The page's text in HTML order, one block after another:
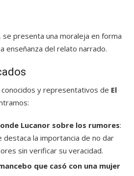
se presenta una moraleja en forma
enseñanza del relato narrado.
y representativos de El
Lucanor sobre los rumores:
destaca la importancia de no dar
sin verificar su veracidad.
que casó con una mujer